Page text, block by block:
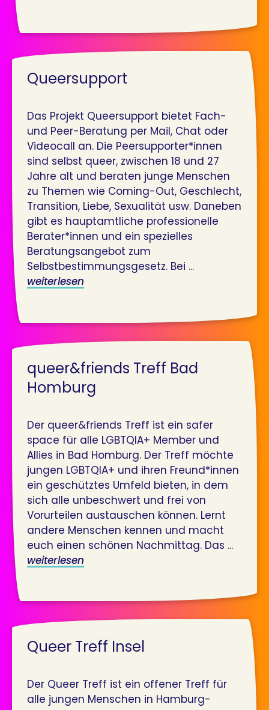
Queersupport
Das Projekt Queersupport bietet Fach-
und Peer-Beratung per Mail, Chat oder
Videocall an. Die Peersupporter*innen
sind selbst queer, zwischen 18 und 27
Jahre alt und beraten junge Menschen
zu Themen wie Coming-Out, Geschlecht,
Transition, Liebe, Sexualität usw. Daneben
gibt es hauptamtliche professionelle
Berater*innen und ein spezielles
Beratungsangebot zum
Selbstbestimmungsgesetz. Bei ...
weiterlesen
queer&friends Treff Bad
Homburg
Der queer&friends Treff ist ein safer
space für alle LGBTQIA+ Member und
Allies in Bad Homburg. Der Treff möchte
jungen LGBTQIA+ und ihren Freund*innen
ein geschütztes Umfeld bieten, in dem
sich alle unbeschwert und frei von
Vorurteilen austauschen können. Lernt
andere Menschen kennen und macht
euch einen schönen Nachmittag. Das ...
weiterlesen
Queer Treff Insel
Der Queer Treff ist ein offener Treff für
alle jungen Menschen in Hamburg-